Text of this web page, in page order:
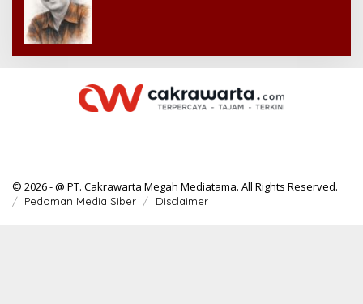
© 2026 - @ PT. Cakrawarta Megah Mediatama. All Rights Reserved.
Pedoman Media Siber Disclaimer